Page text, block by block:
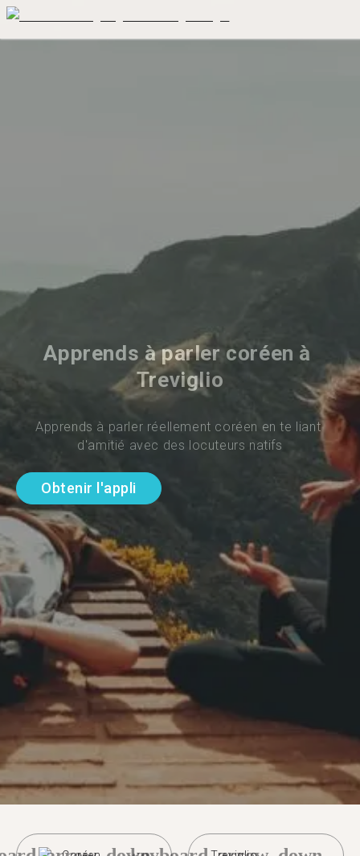
Apprends à parler coréen à
Treviglio
Apprends à parler réellement coréen en te liant
d'amitié avec des locuteurs natifs
Obtenir l'appli